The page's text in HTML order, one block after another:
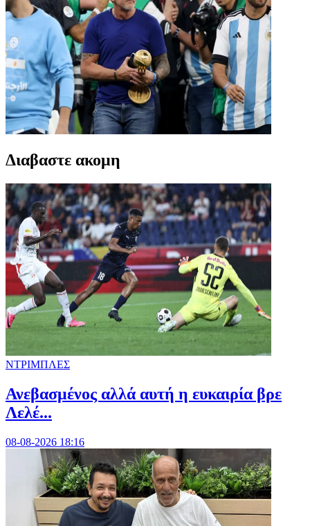
Διαβαστε ακομη
ΝΤΡΙΜΠΛΕΣ
Ανεβασμένος αλλά αυτή η ευκαιρία βρε
Λελέ...
08-08-2026 18:16